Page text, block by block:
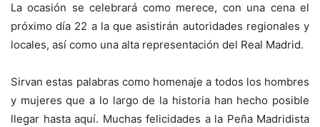
La ocasión se celebrará como merece, con una cena el
próximo día 22 a la que asistirán autoridades regionales y
locales, así como una alta representación del Real Madrid.
Sirvan estas palabras como homenaje a todos los hombres
y mujeres que a lo largo de la historia han hecho posible
llegar hasta aquí. Muchas felicidades a la Peña Madridista